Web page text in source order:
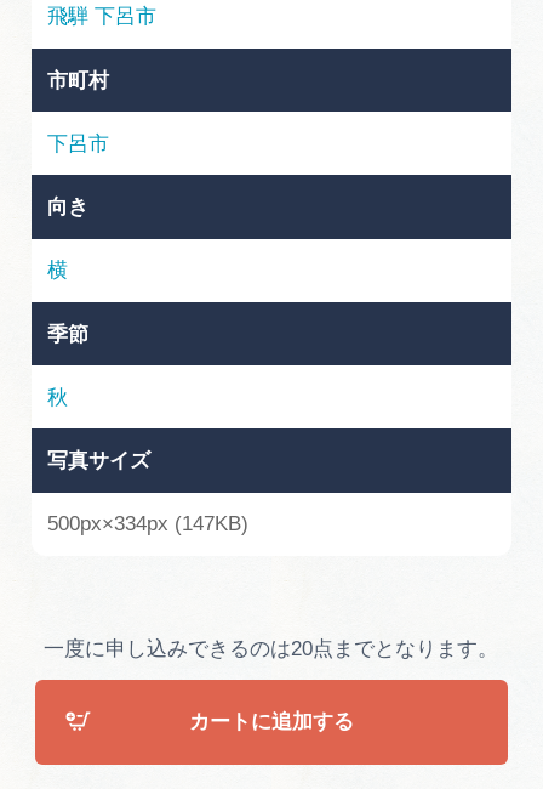
体験予約サイト「ＶＩＳＩＴ岐阜県」
岐阜県アウトドア観光キャンペーン
岐阜県まるごと観光エリアガイド
岐阜県観光データベース
旅行会社・観光事業者の皆様へ
運営組織
広告掲載
サイトポリシー
飛騨 下呂市
市町村
下呂市
向き
横
季節
秋
写真サイズ
500px×334px (147KB)
一度に申し込みできるのは20点までとなります。
カートに追加する